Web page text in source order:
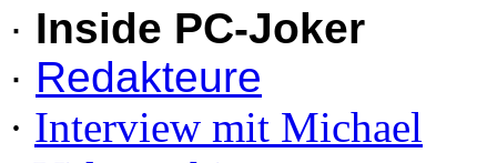
· Inside PC-Joker
· Redakteure
· Interview mit Michael